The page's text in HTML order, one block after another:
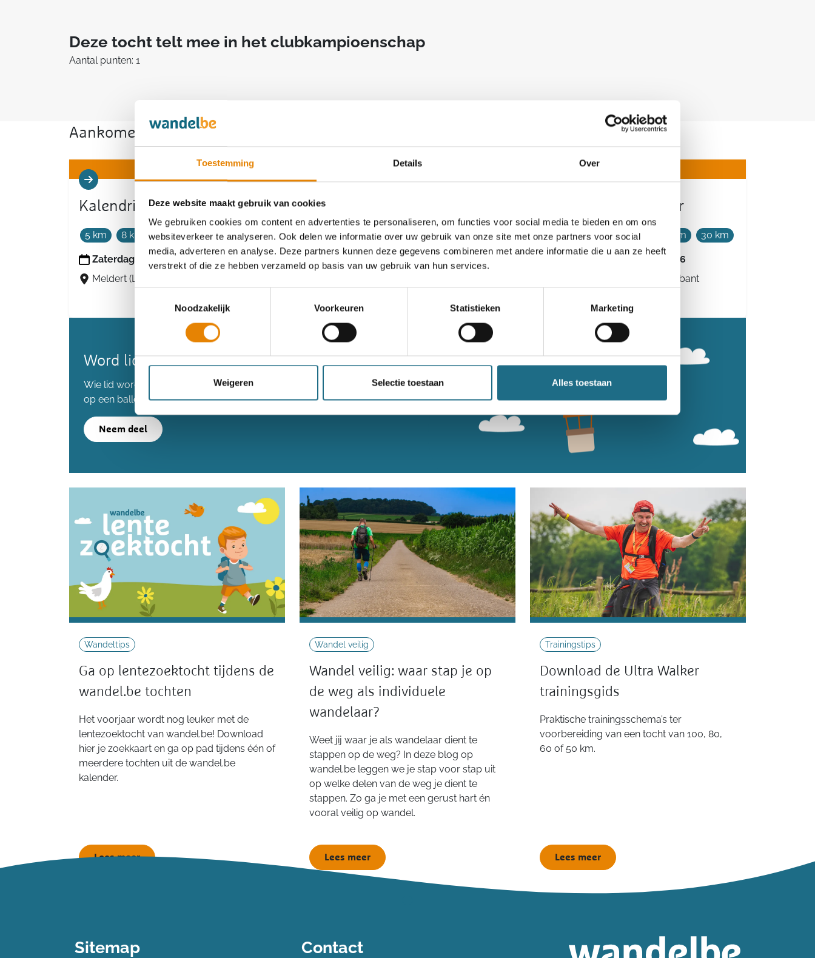
Toestemming Details Over
Deze website maakt gebruik van cookies
We gebruiken cookies om content en advertenties te personaliseren, om functies voor social media te bieden en om ons
websiteverkeer te analyseren. Ook delen we informatie over uw gebruik van onze site met onze partners voor social
media, adverteren en analyse. Deze partners kunnen deze gegevens combineren met andere informatie die u aan ze heeft
verstrekt of die ze hebben verzameld op basis van uw gebruik van hun services.
Noodzakelijk
Voorkeuren Statistieken Marketing
Weigeren Selectie toestaan Alles toestaan
Deze tocht telt mee in het clubkampioenschap
Aantal punten: 1
Aankomende wandeltochten van deze club
Kalendriestocht
5 km 8 km 12 km 20 km 30 km
Zaterdag 12 september 2026
Meldert (Lummen), Limburg
29e Oranjetocht
4 km 6 km 9 km 12 km
20 km
30 km
Het Swinnetou Spoor
4 km 6 km 12 km 20 km 30 km
Zaterdag 28 november 2026
Schaffen (Diest), Vlaams-Brabant
Word lid en maak kans op een ballonvaart
Wie lid wordt voordat we de 80.000 leden bereiken kan kans maken
op een ballonvaart.
Neem deel
Wandeltips
Ga op lentezoektocht tijdens de
wandel.be tochten
Het voorjaar wordt nog leuker met de
lentezoektocht van wandel.be! Download
hier je zoekkaart en ga op pad tijdens één of
meerdere tochten uit de wandel.be
kalender.
Lees meer
Wandel veilig
Wandel veilig: waar stap je op
de weg als individuele
wandelaar?
Weet jij waar je als wandelaar dient te
stappen op de weg? In deze blog op
wandel.be leggen we je stap voor stap uit
op welke delen van de weg je dient te
stappen. Zo ga je met een gerust hart én
vooral veilig op wandel.
Lees meer
Trainingstips
Download de Ultra Walker
trainingsgids
Praktische trainingsschema’s ter
voorbereiding van een tocht van 100, 80,
60 of 50 km.
Lees meer
Sitemap Contact